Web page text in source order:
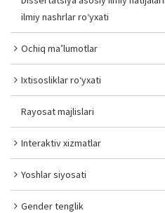
ilmiy nashrlar ro‘yxati
Ochiq ma’lumotlar
Ixtisosliklar ro‘yxati
Rayosat majlislari
Interaktiv xizmatlar
Yoshlar siyosati
Gender tenglik